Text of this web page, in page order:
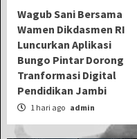
Wagub Sani Bersama
Wamen Dikdasmen RI
Luncurkan Aplikasi
Bungo Pintar Dorong
Tranformasi Digital
Pendidikan Jambi
1 hari ago admin